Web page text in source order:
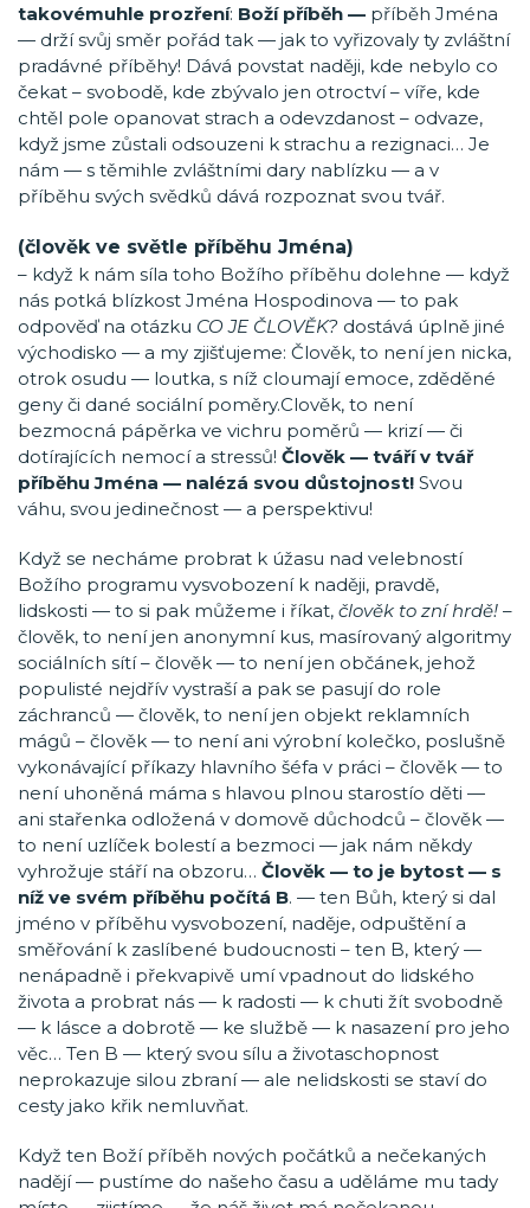
takovémuhle prozření: Boží příběh — příběh Jména
— drží svůj směr pořád tak — jak to vyřizovaly ty zvláštní
pradávné příběhy! Dává povstat naději, kde nebylo co
čekat – svobodě, kde zbývalo jen otroctví – víře, kde
chtěl pole opanovat strach a odevzdanost – odvaze,
když jsme zůstali odsouzeni k strachu a rezignaci… Je
nám — s těmihle zvláštními dary nablízku — a v
příběhu svých svědků dává rozpoznat svou tvář.
(člověk ve světle příběhu Jména)
– když k nám síla toho Božího příběhu dolehne — když
nás potká blízkost Jména Hospodinova — to pak
odpověď na otázku CO JE ČLOVĚK? dostává úplně jiné
východisko — a my zjišťujeme: Člověk, to není jen nicka,
otrok osudu — loutka, s níž cloumají emoce, zděděné
geny či dané sociální poměry.Clověk, to není
bezmocná pápěrka ve vichru poměrů — krizí — či
dotírajících nemocí a stressů! Člověk — tváří v tvář
příběhu Jména — nalézá svou důstojnost! Svou
váhu, svou jedinečnost — a perspektivu!
Když se necháme probrat k úžasu nad velebností
Božího programu vysvobození k naději, pravdě,
lidskosti — to si pak můžeme i říkat, člověk to zní hrdě! –
člověk, to není jen anonymní kus, masírovaný algoritmy
sociálních sítí – člověk — to není jen občánek, jehož
populisté nejdřív vystraší a pak se pasují do role
záchranců — člověk, to není jen objekt reklamních
mágů – člověk — to není ani výrobní kolečko, poslušně
vykonávající příkazy hlavního šéfa v práci – člověk — to
není uhoněná máma s hlavou plnou starostío děti —
ani stařenka odložená v domově důchodců – člověk —
to není uzlíček bolestí a bezmoci — jak nám někdy
vyhrožuje stáří na obzoru… Člověk — to je bytost — s
níž ve svém příběhu počítá B. — ten Bůh, který si dal
jméno v příběhu vysvobození, naděje, odpuštění a
směřování k zaslíbené budoucnosti – ten B, který —
nenápadně i překvapivě umí vpadnout do lidského
života a probrat nás — k radosti — k chuti žít svobodně
— k lásce a dobrotě — ke službě — k nasazení pro jeho
věc… Ten B — který svou sílu a životaschopnost
neprokazuje silou zbraní — ale nelidskosti se staví do
cesty jako křik nemluvňat.
Když ten Boží příběh nových počátků a nečekaných
nadějí — pustíme do našeho času a uděláme mu tady